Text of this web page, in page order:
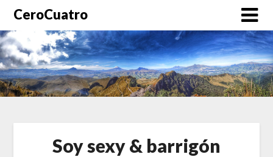
CeroCuatro
Soy sexy & barrigón